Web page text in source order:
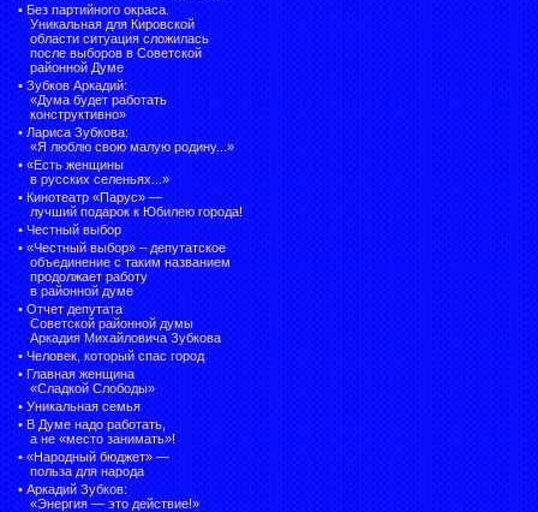
• Без партийного окраса.
Уникальная для Кировской
области ситуация сложилась
после выборов в Советской
районной Думе
• Зубков Аркадий:
«Дума будет работать
конструктивно»
• Лариса Зубкова:
«Я люблю свою малую родину...»
• «Есть женщины
в русских селеньях...»
• Кинотеатр «Парус» —
лучший подарок к Юбилею города!
• Честный выбор
• «Честный выбор» – депутатское
объединение с таким названием
продолжает работу
в районной думе
• Отчет депутата
Советской районной думы
Аркадия Михайловича Зубкова
• Человек, который спас город
• Главная женщина
«Сладкой Слободы»
• Уникальная семья
• В Думе надо работать,
а не «место занимать»!
• «Народный бюджет» —
польза для народа
• Аркадий Зубков:
«Энергия — это действие!»